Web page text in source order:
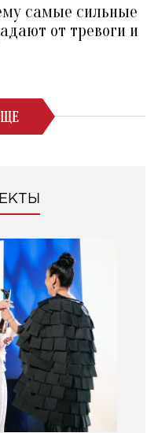
самые сильные
от тревоги и